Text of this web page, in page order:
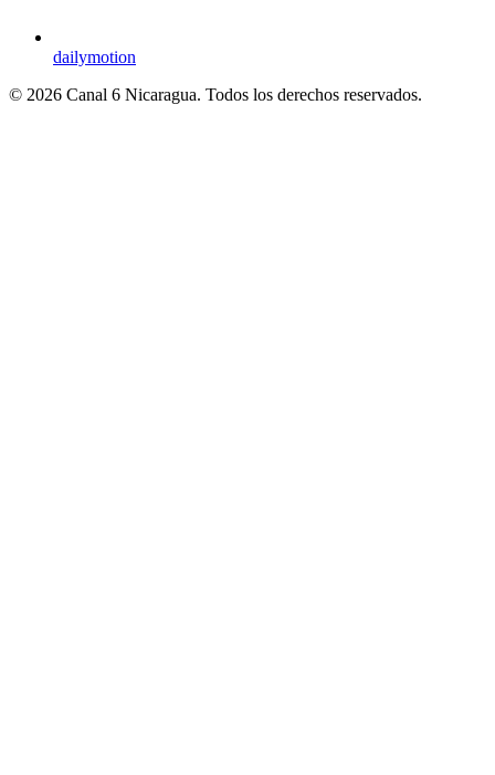
dailymotion
© 2026 Canal 6 Nicaragua. Todos los derechos reservados.